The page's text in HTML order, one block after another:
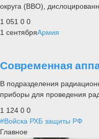
округа (ВВО),
1 051 0 0
1 сентябряАрмия
Современная
В подразделения
приборы для проведения
1 124 0 0
#Войска РХБ защиты РФ
Главное